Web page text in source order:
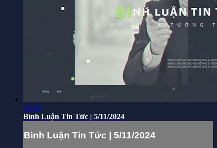
23:59
Bình Luận Tin Tức | 5/11/2024
Bình Luận Tin Tức | 5/11/2024